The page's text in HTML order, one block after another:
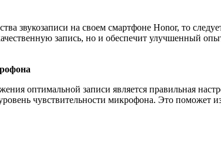
звукозаписи на своем смартфоне Honor, то
запись, но и обеспечит улучшенный
оптимальной записи является правильная
чувствительности микрофона. Это поможет